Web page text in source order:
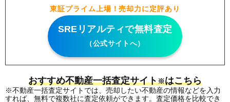
東証プライム上場！売却力に定評あり
SREリアルティで無料査定
（公式サイトへ）
おすすめ不動産一括査定サイト※はこちら
※不動産一括査定サイトでは、売却したい不動産の情報などを入力
すれば、無料で複数社に査定依頼ができます。査定価格を比較でき